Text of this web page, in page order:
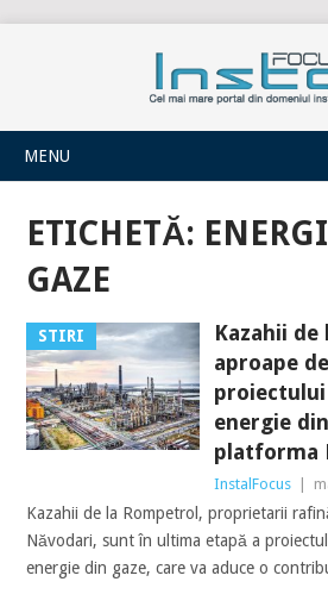
MENU
ETICHETĂ:
GAZE
STIRI
Kazahii de
aproape
energie
platforma
InstalFocus
Kazahii de la Rompetrol, proprietarii
Năvodari, sunt în ultima etapă a
energie din gaze, care va aduce o